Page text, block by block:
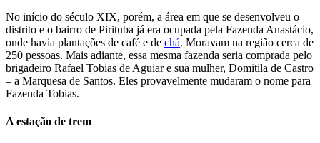
No início do século XIX, porém, a área em que se desenvolveu o
distrito e o bairro de Pirituba já era ocupada pela Fazenda Anastácio,
onde havia plantações de café e de chá. Moravam na região cerca de
250 pessoas. Mais adiante, essa mesma fazenda seria comprada pelo
brigadeiro Rafael Tobias de Aguiar e sua mulher, Domitila de Castro
– a Marquesa de Santos. Eles provavelmente mudaram o nome para
Fazenda Tobias.
A estação de trem